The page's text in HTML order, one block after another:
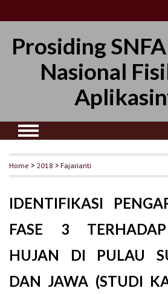
Prosiding
Nasional
Home > 2018 >Fajarianti
IDENTIFIKASI
FASE 3
HUJAN DI PULAU
DAN JAWA (STUDI